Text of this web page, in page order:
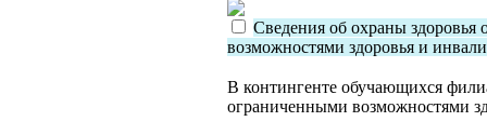
Сведения об охраны
возможностями здоровья и
В контингенте обучающихся
ограниченными возможностями